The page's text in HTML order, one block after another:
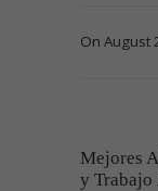
On August
Mejores
y Trabajo